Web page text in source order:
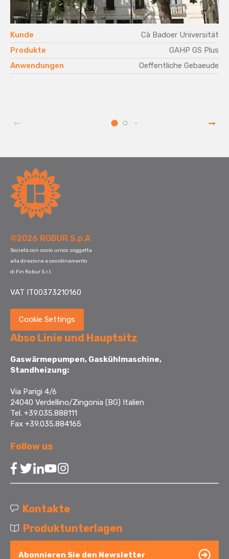
Kunde
Cà Badoer Universität
Produkte
GAHP GS Plus
Anwendungen
Oeffentliche Gebaeude
©2026 ROBUR S.p.A
Società con socio unico soggetta
alla direzione e coordinamento
di Fin Robur S.r.l.
VAT IT00373210160
Cookie Settings
Abso Linie und Hauptsitz
Gaswärmepumpen, Gaskühlmaschine,
Standheizung:
Via Parigi 4/6
24040 Verdellino/Zingonia (BG) Italien
Tel. +39.035.888111
Fax +39.035.884165
Follow us
Kontakte
Produktunterlagen
Abonnieren Sie den Newsletter